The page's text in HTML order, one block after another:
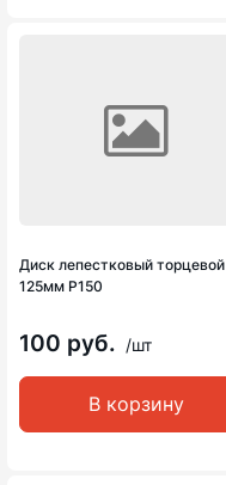
Диск лепестковый торцевой
125мм Р150
100 руб. /шт
В корзину